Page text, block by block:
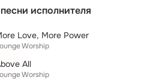
исполнителя
Love, More Power
Worship
All
Worship